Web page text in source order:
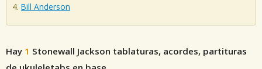
Bill Anderson
Hay 1 Stonewall Jackson tablaturas, acordes, partituras